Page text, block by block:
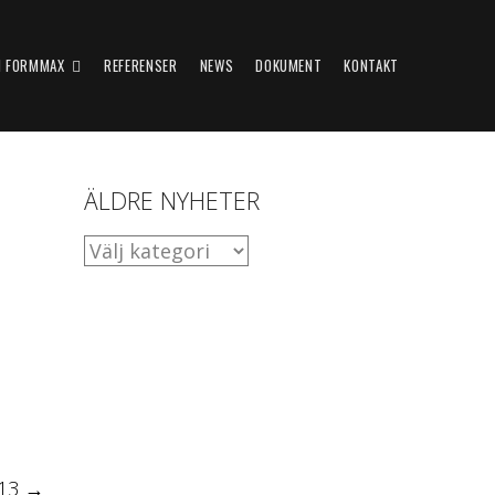
FORMMAX REFERENSER NEWS DOKUMENT KONTAKT
→
ÄLDRE NYHETER
ÄLDRE